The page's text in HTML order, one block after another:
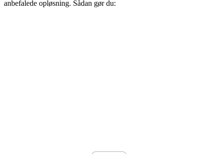
anbefalede opløsning. Sådan gør du: